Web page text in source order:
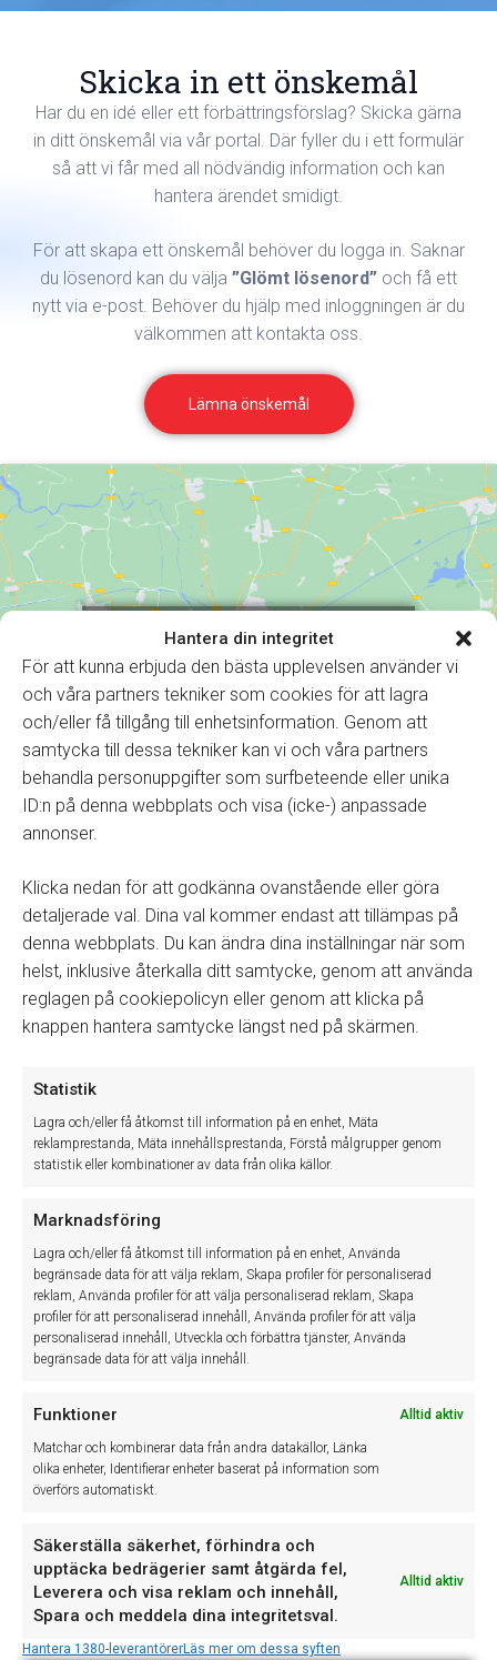
Hantera din integritet
För att kunna erbjuda den bästa upplevelsen använder vi
och våra partners tekniker som cookies för att lagra
och/eller få tillgång till enhetsinformation. Genom att
samtycka till dessa tekniker kan vi och våra partners
behandla personuppgifter som surfbeteende eller unika
ID:n på denna webbplats och visa (icke-) anpassade
annonser.
Klicka nedan för att godkänna ovanstående eller göra
detaljerade val. Dina val kommer endast att tillämpas på
denna webbplats. Du kan ändra dina inställningar när som
helst, inklusive återkalla ditt samtycke, genom att använda
reglagen på cookiepolicyn eller genom att klicka på
knappen hantera samtycke längst ned på skärmen.
Statistik
Lagra och/eller få åtkomst till information på en enhet, Mäta
reklamprestanda, Mäta innehållsprestanda, Förstå målgrupper genom
statistik eller kombinationer av data från olika källor.
Marknadsföring
Lagra och/eller få åtkomst till information på en enhet, Använda
begränsade data för att välja reklam, Skapa profiler för personaliserad
reklam, Använda profiler för att välja personaliserad reklam, Skapa
profiler för att personaliserad innehåll, Använda profiler för att välja
personaliserad innehåll, Utveckla och förbättra tjänster, Använda
begränsade data för att välja innehåll.
Funktioner Alltid aktiv
Matchar och kombinerar data från andra datakällor, Länka
olika enheter, Identifierar enheter baserat på information som
överförs automatiskt.
Säkerställa säkerhet, förhindra och
upptäcka bedrägerier samt åtgärda fel,
Leverera och visa reklam och innehåll,
Spara och meddela dina integritetsval.
Alltid aktiv
Hantera 1380-leverantörerLäs mer om dessa syften
Skicka in ett önskemål
Har du en idé eller ett förbättringsförslag? Skicka gärna
in ditt önskemål via vår portal. Där fyller du i ett formulär
så att vi får med all nödvändig information och kan
hantera ärendet smidigt.
För att skapa ett önskemål behöver du logga in. Saknar
du lösenord kan du välja ”Glömt lösenord” och få ett
nytt via e-post. Behöver du hjälp med inloggningen är du
välkommen att kontakta oss.
Lämna önskemål
Klicka för att godkänna marknadsföring
cookies och aktivera detta innehåll
Skicka in ett supportärende
Läs mer
Skicka